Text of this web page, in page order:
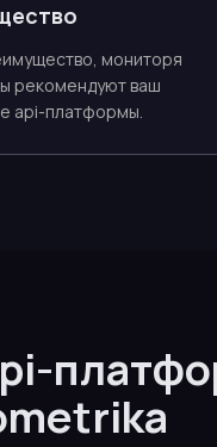
мониторя
рекомендуют ваш
api-платформы.